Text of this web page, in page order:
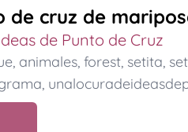
de cruz de
de Punto de Cruz
, animales, forest, setita,
,